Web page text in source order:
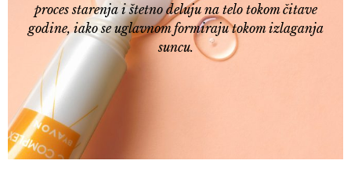
proces starenja i štetno deluju na telo tokom čitave
godine, iako se uglavnom formiraju tokom izlaganja
suncu.